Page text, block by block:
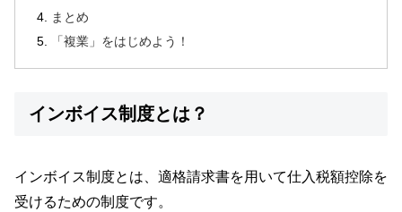
まとめ
「複業」をはじめよう！
インボイス制度とは？
インボイス制度とは、適格請求書を用いて仕入税額控除を
受けるための制度です。